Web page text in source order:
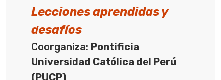
Lecciones aprendidas y
desafíos
Coorganiza: Pontificia
Universidad Católica del Perú
(PUCP)